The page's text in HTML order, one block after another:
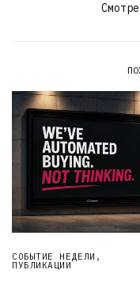
СОБЫТИЕ НЕДЕЛИ ,
ПУБЛИКАЦИИ